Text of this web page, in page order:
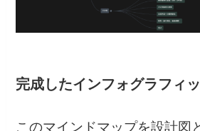
完成したインフォグラフィ
このマインドマップを設計図